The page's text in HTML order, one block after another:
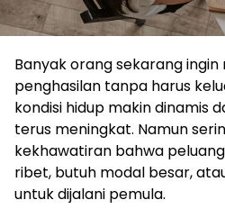
Banyak orang sekarang
penghasilan tanpa harus
kondisi hidup makin dinamis
terus meningkat. Namun
kekhawatiran bahwa
ribet, butuh modal besar,
untuk dijalani pemula.